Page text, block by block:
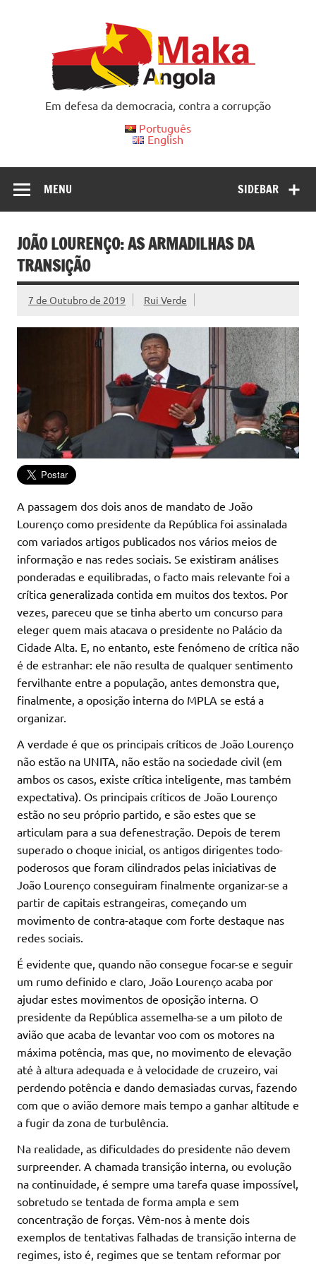
Em defesa da democracia, contra a corrupção
Português
English
SIDEBAR
MENU
JOÃO LOURENÇO: AS ARMADILHAS DA
TRANSIÇÃO
7 de Outubro de 2019 Rui Verde
A passagem dos dois anos de mandato de João
Lourenço como presidente da República foi assinalada
com variados artigos publicados nos vários meios de
informação e nas redes sociais. Se existiram análises
ponderadas e equilibradas, o facto mais relevante foi a
crítica generalizada contida em muitos dos textos. Por
vezes, pareceu que se tinha aberto um concurso para
eleger quem mais atacava o presidente no Palácio da
Cidade Alta. E, no entanto, este fenómeno de crítica não
é de estranhar: ele não resulta de qualquer sentimento
fervilhante entre a população, antes demonstra que,
finalmente, a oposição interna do MPLA se está a
organizar.
A verdade é que os principais críticos de João Lourenço
não estão na UNITA, não estão na sociedade civil (em
ambos os casos, existe crítica inteligente, mas também
expectativa). Os principais críticos de João Lourenço
estão no seu próprio partido, e são estes que se
articulam para a sua defenestração. Depois de terem
superado o choque inicial, os antigos dirigentes todo-
poderosos que foram cilindrados pelas iniciativas de
João Lourenço conseguiram finalmente organizar-se a
partir de capitais estrangeiras, começando um
movimento de contra-ataque com forte destaque nas
redes sociais.
É evidente que, quando não consegue focar-se e seguir
um rumo definido e claro, João Lourenço acaba por
ajudar estes movimentos de oposição interna. O
presidente da República assemelha-se a um piloto de
avião que acaba de levantar voo com os motores na
máxima potência, mas que, no movimento de elevação
até à altura adequada e à velocidade de cruzeiro, vai
perdendo potência e dando demasiadas curvas, fazendo
com que o avião demore mais tempo a ganhar altitude e
a fugir da zona de turbulência.
Na realidade, as dificuldades do presidente não devem
surpreender. A chamada transição interna, ou evolução
na continuidade, é sempre uma tarefa quase impossível,
sobretudo se tentada de forma ampla e sem
concentração de forças. Vêm-nos à mente dois
exemplos de tentativas falhadas de transição interna de
regimes, isto é, regimes que se tentam reformar por